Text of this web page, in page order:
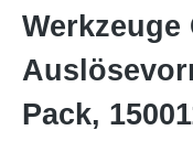
Pack,